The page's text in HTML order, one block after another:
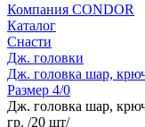
Компания CONDOR
Каталог
Снасти
Дж. головки
Дж. головка шар,
Размер 4/0
Дж. головка шар,
гр. /20 шт/